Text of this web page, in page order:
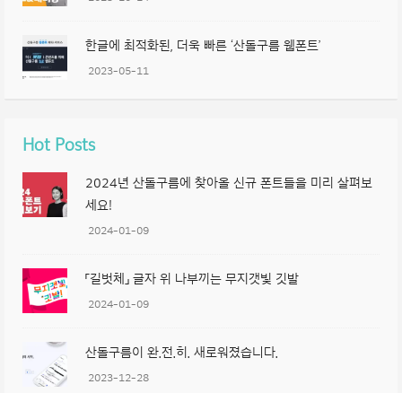
한글에 최적화된, 더욱 빠른 ‘산돌구름 웹폰트’
2023-05-11
Hot Posts
2024년 산돌구름에 찾아올 신규 폰트들을 미리 살펴보
세요!
2024-01-09
「길벗체」 글자 위 나부끼는 무지갯빛 깃발
2024-01-09
산돌구름이 완.전.히. 새로워졌습니다.
2023-12-28